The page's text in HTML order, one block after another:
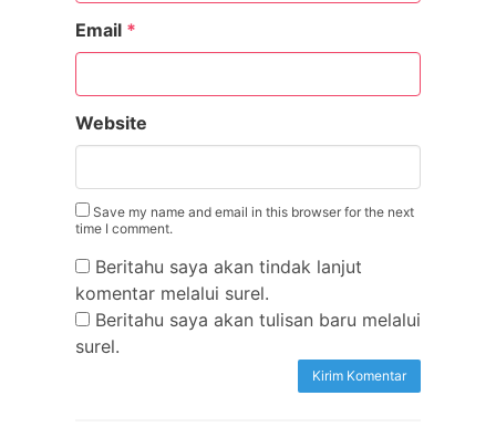
Email *
Website
Save my name and email in this browser for the next
time I comment.
Beritahu saya akan tindak lanjut
komentar melalui surel.
Beritahu saya akan tulisan baru melalui
surel.